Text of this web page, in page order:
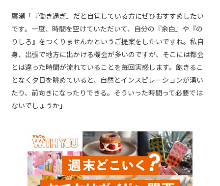
廣瀬「『働き過ぎ』だと自覚している方にぜひおすすめしたい
です。一度、時間を空けていただいて、自分の『余白』や『の
りしろ』をつくりませんかというご提案をしたいですね。私自
身、出張で地方に出かける機会が多いのですが、そこには都会
とは違った時間が流れていることを毎回実感します。飽きるこ
となく夕日を眺めていると、自然とインスピレーションが湧い
たり、前向きになったりできる。そういった時間って必要では
ないでしょうか」